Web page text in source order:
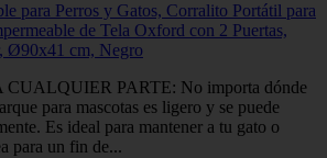
para Perros y Gatos, Corralito Portátil para
de Tela Oxford con 2 Puertas,
Ø90x41 cm, Negro
CUALQUIER PARTE: No importa dónde
para mascotas es ligero y se puede
Es ideal para mantener a tu gato o
para un fin de...